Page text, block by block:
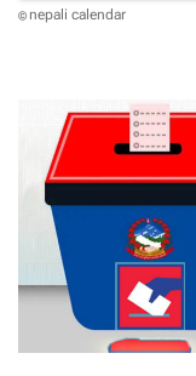
© nepali calendar